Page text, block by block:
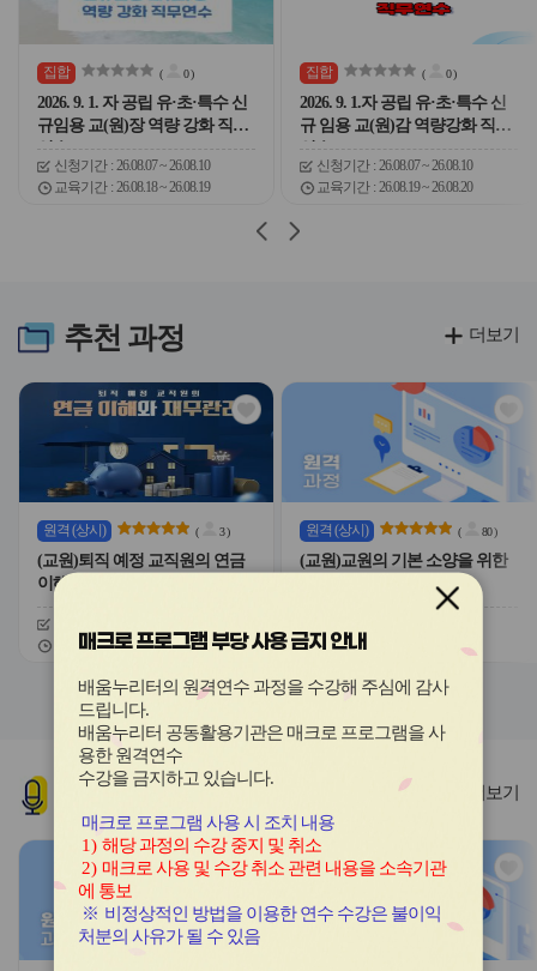
콘
집합 ( 0)
2026. 9. 1. 자 공립 유·초·특수 신
규임용 교(원)장 역량 강화 직무
연수
신청기간
26.08.07 ~ 26.08.10
교육기간
26.08.18 ~ 26.08.19
콘
집합 ( 0)
2026. 9. 1.자 공립 유·초·특수 신
규 임용 교(원)감 역량강화 직무
연수
신청기간
26.08.07 ~ 26.08.10
교육기간
26.08.19 ~ 26.08.20
슬
전
슬
추천 과정
관
심
아
이
콘
원격 (상시) ( 3)
(교원)퇴직 예정 교직원의 연금
이해와 재무관리
교육기간
26.02.09 ~ 26.12.18
관
심
아
콘
원격 (상시) ( 80)
(교원)교원의 기본 소양을 위한
교육기간
26.02.09 ~ 26.12.18
슬
이
버
이
전
슬
이
다
음
더보기
인기과정
관
아
이
관
심
아
콘
더보기
매크로 프로그램 부당 사용 금지 안내
배움누리터의 원격연수 과정을 수강해 주심에 감사
드립니다.
배움누리터 공동활용기관은 매크로 프로그램을 사
용한원격연수
수강을 금지하고 있습니다.
매크로 프로그램 사용 시 조치 내용
1) 해당 과정의 수강 중지 및 취소
2) 매크로 사용 및 수강 취소 관련 내용을 소속기관
에 통보
※ 비정상적인 방법을 이용한 연수 수강은 불이익
처분의 사유가 될 수 있음